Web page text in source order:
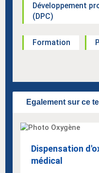
Développement
(DPC)
Formation
Egalement sur ce
Dispensation
médical